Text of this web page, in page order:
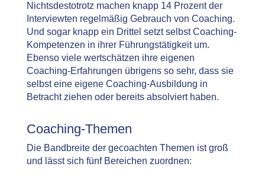
Nichtsdestotrotz machen knapp 14 Prozent der
Interviewten regelmäßig Gebrauch von Coaching.
Und sogar knapp ein Drittel setzt selbst Coaching-
Kompetenzen in ihrer Führungstätigkeit um.
Ebenso viele wertschätzen ihre eigenen
Coaching-Erfahrungen übrigens so sehr, dass sie
selbst eine eigene Coaching-Ausbildung in
Betracht ziehen oder bereits absolviert haben.
Coaching-Themen
Die Bandbreite der gecoachten Themen ist groß
und lässt sich fünf Bereichen zuordnen: